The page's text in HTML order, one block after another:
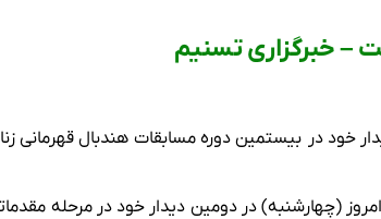
– خبرگزاری تسنیم
خود در بیستمین دوره مسابقات هندبال قهرمانی
در قهرمانی آسیا را دارد، امروز (چهارشنبه) در دومین دیدار